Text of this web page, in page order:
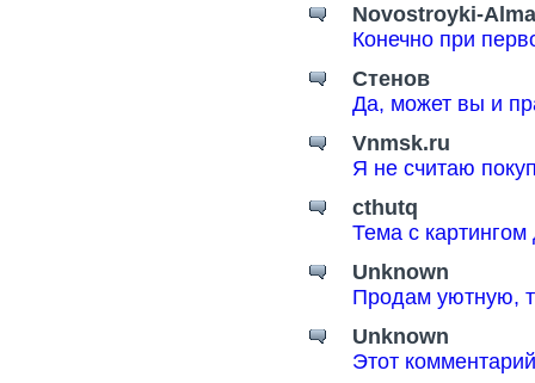
Novostroyki-
Конечно при
Стенов
Да, может вы и
Vnmsk.ru
Я не считаю
cthutq
Тема с
Unknown
Продам уютную,
Unknown
Этот